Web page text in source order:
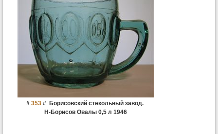
# 353 # Борисовский стекольный завод.
Н-Борисов Овалы 0,5 л 1946